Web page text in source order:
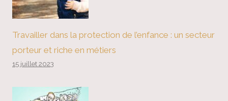
Travailler dans la protection de l’enfance : un secteur
porteur et riche en métiers
15 juillet 2023